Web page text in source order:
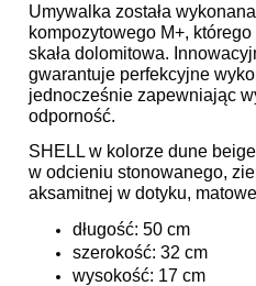
Umywalka została
kompozytowego M+,
skała dolomitowa.
gwarantuje perfekcyjne
jednocześnie zapewniając
odporność.
SHELL w kolorze dune
w odcieniu stonowanego,
aksamitnej w dotyku,
długość: 50 cm
szerokość: 32 cm
wysokość: 17 cm